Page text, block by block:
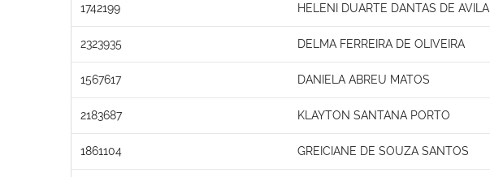
1742199 HELENI DUARTE DANTAS DE AVILA
2323935 DELMA FERREIRA DE OLIVEIRA
1567617 DANIELA ABREU MATOS
2183687 KLAYTON SANTANA PORTO
1861104 GREICIANE DE SOUZA SANTOS